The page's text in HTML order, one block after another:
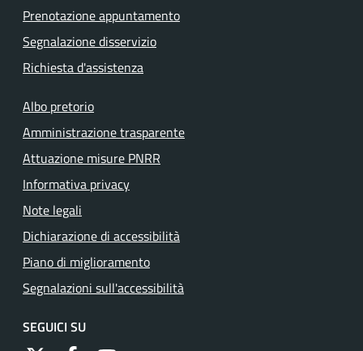
Prenotazione appuntamento
Segnalazione disservizio
Richiesta d'assistenza
Albo pretorio
Amministrazione trasparente
Attuazione misure PNRR
Informativa privacy
Note legali
Dichiarazione di accessibilità
Piano di miglioramento
Segnalazioni sull'accessibilità
SEGUICI SU